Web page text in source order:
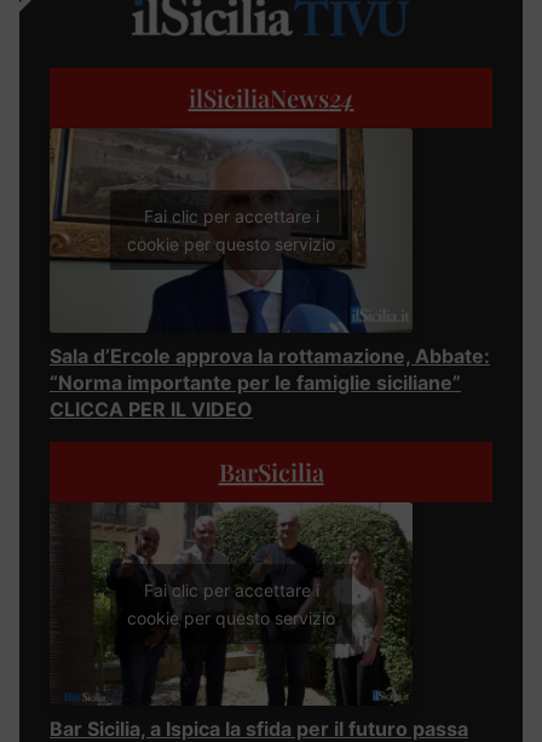
ilSiciliaNews24
Fai clic per accettare i
cookie per questo servizio
Sala d’Ercole approva la rottamazione, Abbate:
“Norma importante per le famiglie siciliane”
CLICCA PER IL VIDEO
BarSicilia
Fai clic per accettare i
cookie per questo servizio
Bar Sicilia, a Ispica la sfida per il futuro passa